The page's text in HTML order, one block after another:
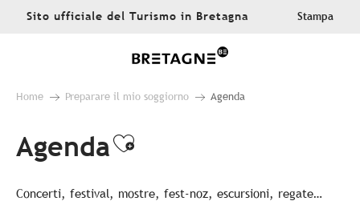
AllerSito ufficiale del Turismo in Bretagna Stampa
Home Preparare il mio soggiorno Agenda
AgendaAjouter aux favoris
Concerti, festival, mostre, fest-noz, escursioni, regate…